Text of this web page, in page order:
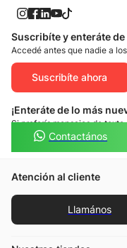
Suscribíte y enteráte
Accedé antes que nadie a
Suscribíte ahora
¡Enteráte de lo más
Si preferís mensajes de
Contactános
Atención al cliente
Llamános